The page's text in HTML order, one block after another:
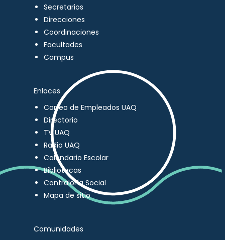
Secretarios
Direcciones
Coordinaciones
Facultades
Campus
Enlaces
Correo de Empleados UAQ
Directorio
TV UAQ
Radio UAQ
Calendario Escolar
Bibliotecas
Contraloría Social
Mapa de sitio
Comunidades